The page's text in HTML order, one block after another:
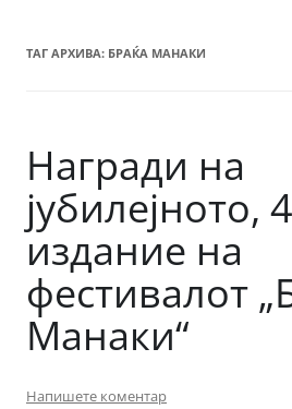
ТАГ АРХИВА: БРАЌА МАНАКИ
Награди на
јубилејното,
издание на
фестивалот
Манаки“
Напишете коментар